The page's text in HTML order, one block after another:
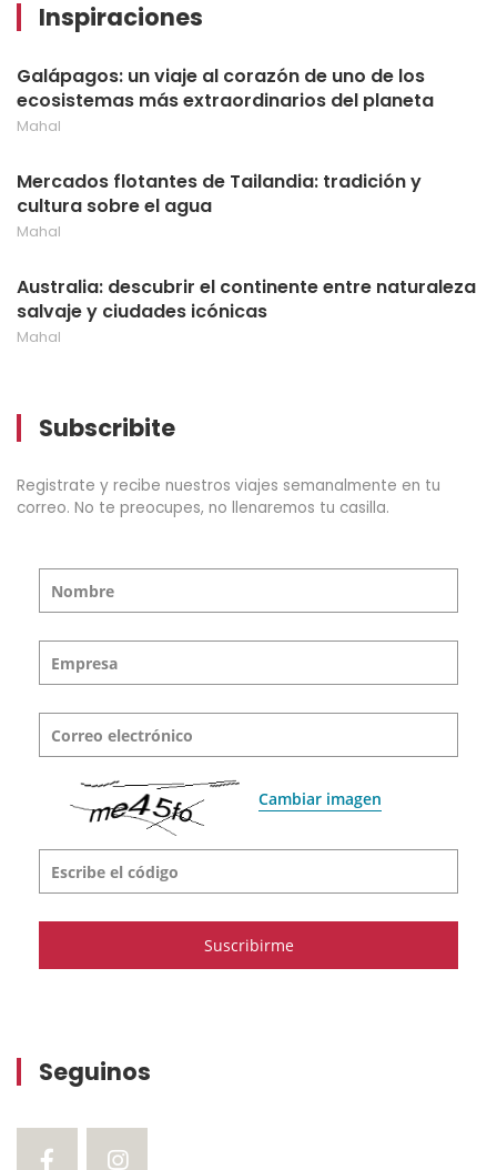
Inspiraciones
Galápagos: un viaje al corazón de uno de los
ecosistemas más extraordinarios del planeta
Mahal
Mercados flotantes de Tailandia: tradición y
cultura sobre el agua
Mahal
Australia: descubrir el continente entre naturaleza
salvaje y ciudades icónicas
Mahal
Subscribite
Registrate y recibe nuestros viajes semanalmente en tu
correo. No te preocupes, no llenaremos tu casilla.
Nombre
Empresa
Correo electrónico
Cambiar imagen
Escribe el código
Seguinos